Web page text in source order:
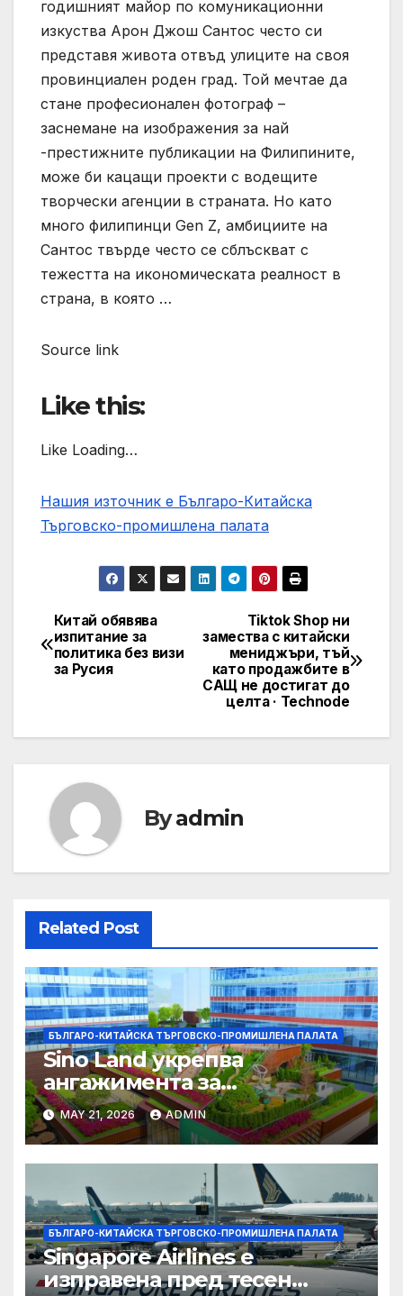
годишният майор по комуникационни
изкуства Арон Джош Сантос често си
представя живота отвъд улиците на своя
провинциален роден град. Той мечтае да
стане професионален фотограф –
заснемане на изображения за най
-престижните публикации на Филипините,
може би кацащи проекти с водещите
творчески агенции в страната. Но като
много филипинци Gen Z, амбициите на
Сантос твърде често се сблъскват с
тежестта на икономическата реалност в
страна, в която …
Source link
Like this:
Like Loading…
Нашия източник е Българо-Китайска
Търговско-промишлена палaта
Post
navigation
Tiktok Shop ни
замества с китайски
мениджъри, тъй
като продажбите в
САЩ не достигат до
целта · Technode
Китай обявява
изпитание за
политика без визи
за Русия
Byadmin
Related Post
БЪЛГАРО-КИТАЙСКА ТЪРГОВСКО-ПРОМИШЛЕНА ПАЛАТА
Sino Land укрепва
ангажимента за
устойчивост с глобално
признание
MAY 21, 2026 ADMIN
БЪЛГАРО-КИТАЙСКА ТЪРГОВСКО-ПРОМИШЛЕНА ПАЛАТА
Singapore Airlines е
изправена пред тесен